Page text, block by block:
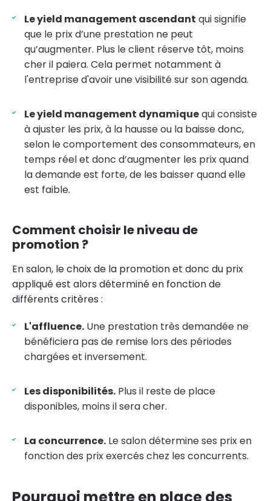
Le yield management ascendant qui signifie
que le prix d’une prestation ne peut
qu’augmenter. Plus le client réserve tôt, moins
cher il paiera. Cela permet notamment à
l'entreprise d'avoir une visibilité sur son agenda.
Le yield management dynamiquequi consiste
à ajuster les prix, à la hausse ou la baisse donc,
selon le comportement des consommateurs, en
temps réel et donc d’augmenter les prix quand
la demande est forte, de les baisser quand elle
est faible.
Comment choisir le niveau de
promotion ?
En salon, le choix de la promotion et donc du prix
appliqué est alors déterminé en fonction de
différents critères :
L'affluence. Une prestation très demandée ne
bénéficiera pas de remise lors des périodes
chargées et inversement.
Les disponibilités. Plus il reste de place
disponibles, moins il sera cher.
La concurrence. Le salon détermine ses prix en
fonction des prix exercés chez les concurrents.
Pourquoi mettre en place des